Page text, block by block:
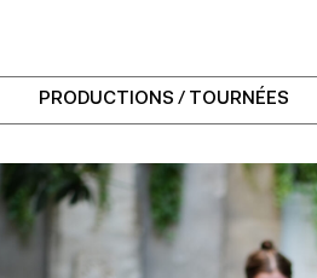
PRODUCTIONS / TOURNÉES